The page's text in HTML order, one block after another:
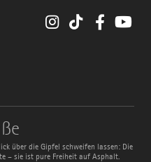
InstagramTikTok
über die Gipfel schweifen lassen: Die
– sie ist pure Freiheit auf Asphalt.